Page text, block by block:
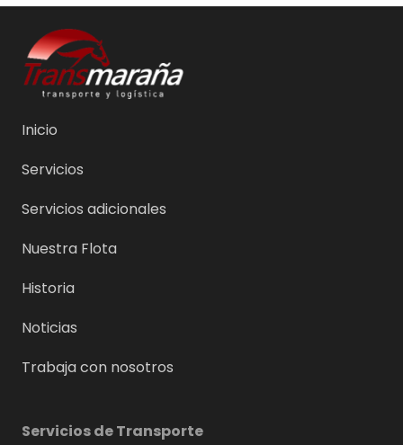
Inicio
Servicios
Servicios adicionales
Nuestra Flota
Historia
Noticias
Trabaja con nosotros
Servicios de Transporte